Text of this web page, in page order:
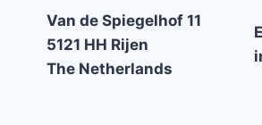
Van de Spiegelhof 11
5121 HH Rijen
The Netherlands